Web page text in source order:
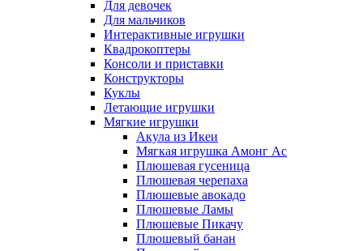
Для девочек
Для мальчиков
Интерактивные игрушки
Квадрокоптеры
Консоли и приставки
Конструкторы
Куклы
Летающие игрушки
Мягкие игрушки
Акула из Икеи
Мягкая игрушка Амонг Ас
Плюшевая гусеница
Плюшевая черепаха
Плюшевые авокадо
Плюшевые Ламы
Плюшевые Пикачу
Плюшевый банан